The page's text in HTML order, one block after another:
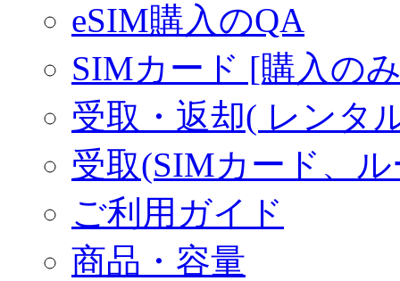
eSIM購入のQA
SIMカード [購入の
受取・返却( レンタ
受取(SIMカード、
ご利用ガイド
商品・容量